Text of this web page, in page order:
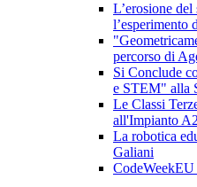
L’erosione
l’esperimento
percorso di
Si Conclude
e STEM" alla
Le Classi
all'Impianto
La robotica
Galiani